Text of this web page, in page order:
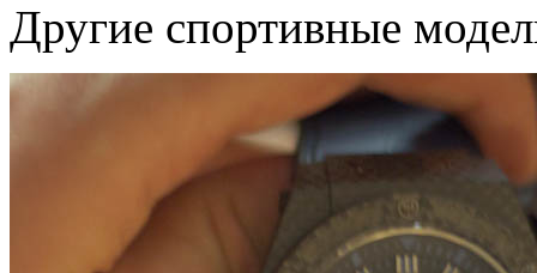
Другие спортивные